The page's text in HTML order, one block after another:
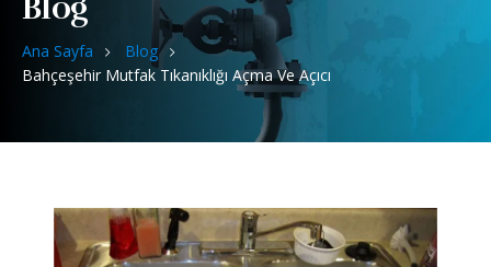
Blog
Ana Sayfa
Blog
Bahçeşehir Mutfak Tıkanıklığı Açma Ve Açıcı